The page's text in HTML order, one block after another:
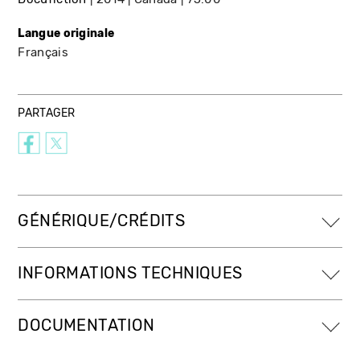
Langue originale
Français
PARTAGER
GÉNÉRIQUE/CRÉDITS
INFORMATIONS TECHNIQUES
DOCUMENTATION